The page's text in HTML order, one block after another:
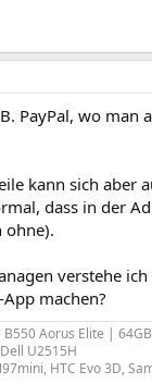
PayPal, wo man
kann sich aber
dass in der
ohne).
verstehe
machen?
Aorus Elite |
U2515H
HTC Evo 3D,